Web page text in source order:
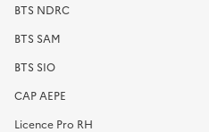
BTS NDRC
BTS SAM
BTS SIO
CAP AEPE
Licence Pro RH